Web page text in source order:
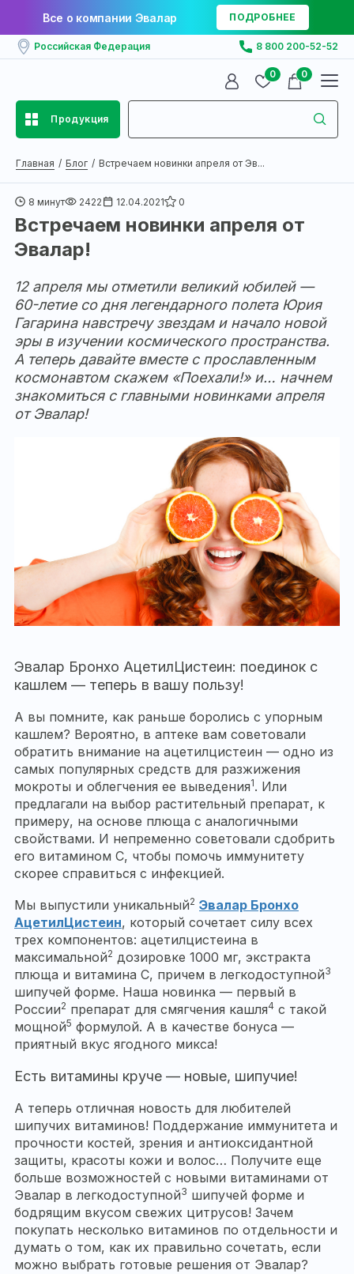
Все о компании Эвалар ПОДРОБНЕЕ
Российская Федерация 8 800 200-52-52
0 0
Продукция
Главная Блог Встречаем новинки апреля от Эв...
8 минут 2422 12.04.2021 0
Встречаем новинки апреля от
Эвалар!
12 апреля мы отметили великий юбилей —
60-летие со дня легендарного полета Юрия
Гагарина навстречу звездам и начало новой
эры в изучении космического пространства.
А теперь давайте вместе с прославленным
космонавтом скажем «Поехали!» и… начнем
знакомиться с главными новинками апреля
от Эвалар!
Эвалар Бронхо АцетилЦистеин: поединок с
кашлем — теперь в вашу пользу!
А вы помните, как раньше боролись с упорным
кашлем? Вероятно, в аптеке вам советовали
обратить внимание на ацетилцистеин — одно из
самых популярных средств для разжижения
мокроты и облегчения ее выведения1. Или
предлагали на выбор растительный препарат, к
примеру, на основе плюща с аналогичными
свойствами. И непременно советовали сдобрить
его витамином С, чтобы помочь иммунитету
скорее справиться с инфекцией.
Мы выпустили уникальный2 Эвалар Бронхо
АцетилЦистеин, который сочетает силу всех
трех компонентов: ацетилцистеина в
максимальной2 дозировке 1000 мг, экстракта
плюща и витамина С, причем в легкодоступной3
шипучей форме. Наша новинка — первый в
России2 препарат для смягчения кашля4 с такой
мощной5 формулой. А в качестве бонуса —
приятный вкус ягодного микса!
Есть витамины круче — новые, шипучие!
А теперь отличная новость для любителей
шипучих витаминов! Поддержание иммунитета и
прочности костей, зрения и антиоксидантной
защиты, красоты кожи и волос… Получите еще
больше возможностей с новыми витаминами от
Эвалар в легкодоступной3 шипучей форме и
бодрящим вкусом свежих цитрусов! Зачем
покупать несколько витаминов по отдельности и
думать о том, как их правильно сочетать, если
можно выбрать готовые решения от Эвалар?